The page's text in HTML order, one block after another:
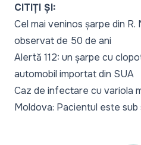
CITIȚI ȘI:
Cel mai veninos șarpe din
observat de 50 de ani
Alertă 112: un șarpe cu
automobil importat din SUA
Caz de infectare cu variola
Moldova: Pacientul este